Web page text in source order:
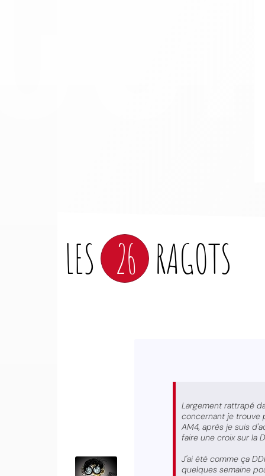
LES 26 RAGOTS
Largement rattrapé
concernant je trouve
AM4, après je suis
faire une croix sur la
J'ai été comme ça
quelques semaine